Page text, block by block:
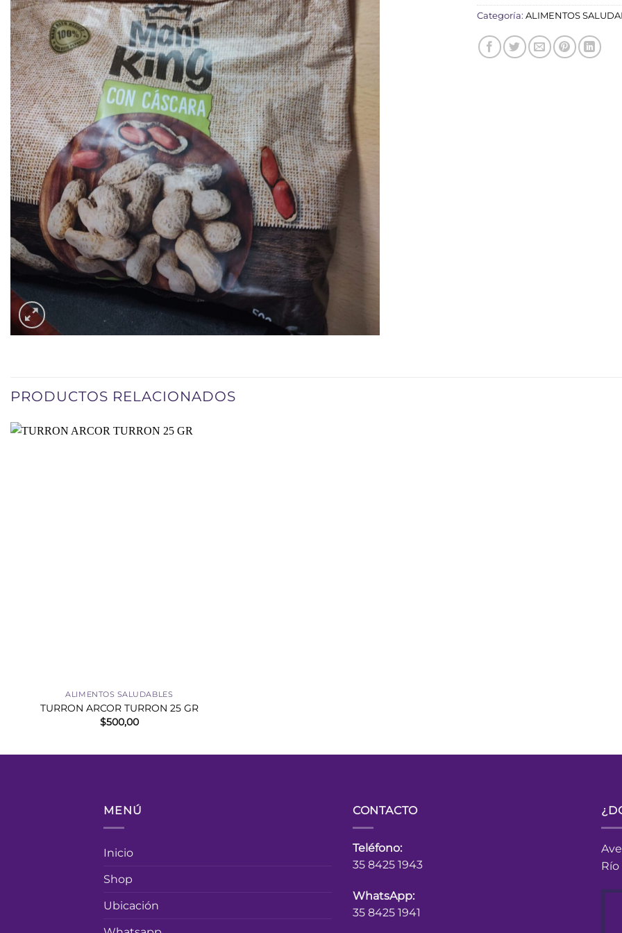
Categoría: ALIMENTOS
PRODUCTOS RELACIONADOS
ALIMENTOS SALUDABLES
TURRON ARCOR TURRON 25 GR
$500,00
MENÚ
Inicio
Shop
Ubicación
CONTACTO
Teléfono:
35 8425 1943
WhatsApp:
35 8425 1941